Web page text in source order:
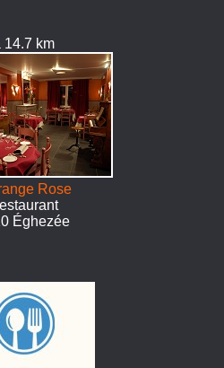
14.7 km
Rose
Éghezée